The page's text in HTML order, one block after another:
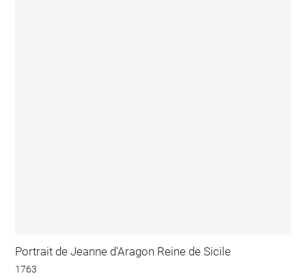
Portrait de Jeanne d'Aragon Reine de Sicile
1763